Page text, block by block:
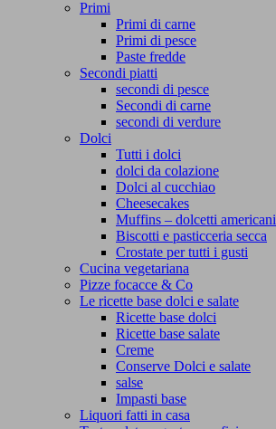
Primi
Primi di carne
Primi di pesce
Paste fredde
Secondi piatti
secondi di pesce
Secondi di carne
secondi di verdure
Dolci
Tutti i dolci
dolci da colazione
Dolci al cucchiao
Cheesecakes
Muffins – dolcetti americani
Biscotti e pasticceria secca
Crostate per tutti i gusti
Cucina vegetariana
Pizze focacce & Co
Le ricette base dolci e salate
Ricette base dolci
Ricette base salate
Creme
Conserve Dolci e salate
salse
Impasti base
Liquori fatti in casa